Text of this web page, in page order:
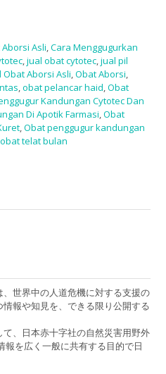
Asli Cara Menggugurkan
jual obat cytotec jual pil
Obat Aborsi Asli Obat Aborsi
obat pelancar haid Obat
Kandungan Cytotec Dan
Di Apotik Farmasi Obat
Obat penggugur kandungan
obat telat bulan
、世界中の人道危機に対する支援の
報や知見を、できる限り公開する
、日本赤十字社の自然災害用野外
を広く一般に共有する目的で日